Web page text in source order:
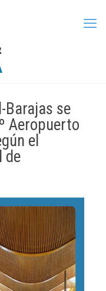
Barajas se
Aeropuerto
el
de